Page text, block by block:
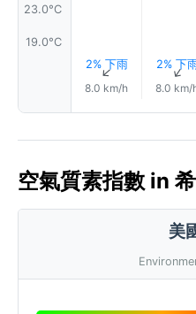
23.0°C
19.0°C
2% 下雨
↑
8.0 km/h
2% 下
↑
8.0 km/
空氣質素指數 in
美